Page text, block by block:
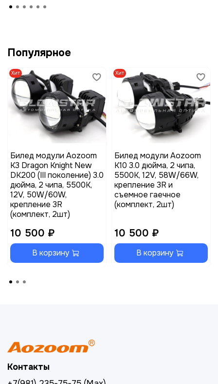
Популярное
Хит
Билед модули Aozoom
K3 Dragon Knight New
DK200 (III поколение) 3.0
дюйма, 2 чипа, 5500K,
12V, 50W/60W,
крепление 3R
(комплект, 2шт)
10 500 ₽
В корзину
Хит
Билед модули Aozoom
K10 3.0 дюйма, 2 чипа,
5500K, 12V, 58W/66W,
крепление 3R и
съемное гаечное
(комплект, 2шт)
10 500 ₽
В корзину
Контакты